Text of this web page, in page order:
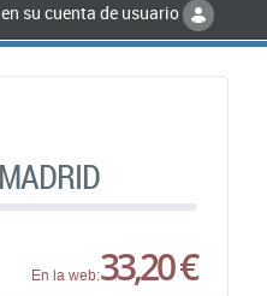
su cuenta de usuario
En la web:33,20 €